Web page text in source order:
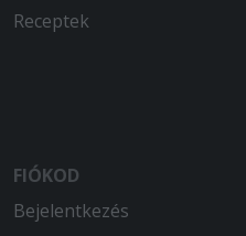
Receptek
FIÓKOD
Bejelentkezés